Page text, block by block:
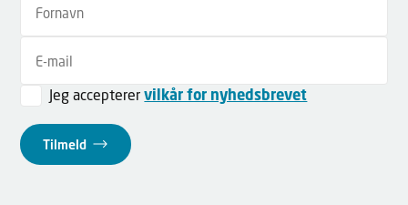
Jeg accepterervilkår for nyhedsbrevet
Tilmeld